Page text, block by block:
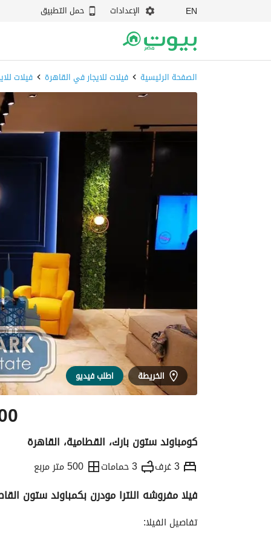
EN الإعدادات حمل التطبيق
الصفحة الرئيسية فيلات للايجار في القاهرة فيلات
الخريطة اطلب فيديو
كومباوند ستون بارك، القطامية، القاهرة
3 غرف 3 حمامات 500 متر مربع
فيلا مفروشه اللترا مودرن بكمباوند ستون
تفاصيل الفيلا: